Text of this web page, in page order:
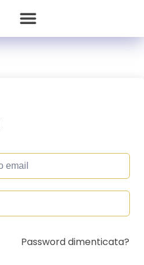
Password dimenticata?